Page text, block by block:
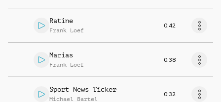
Ratine
Frank Loef
0:42
Marias
Frank Loef
0:38
Sport News Ticker
Michael Bartel
0:32